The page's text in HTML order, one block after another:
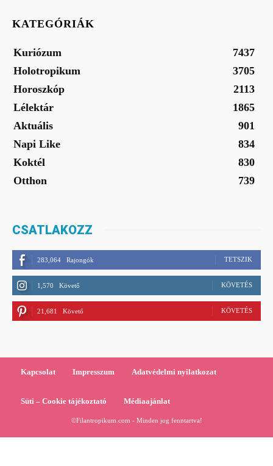
KATEGÓRIÁK
Kuriózum
7437
Holotropikum
3705
Horoszkóp
2113
Lélektár
1865
Aktuális
901
Napi Like
834
Koktél
830
Otthon
739
CSATLAKOZZ
283,064 Rajongók TETSZIK
1,570 Követő KÖVETÉS
21,681 Követő KÖVETÉS
Kapcsolat Impresszum Adatvédelmi nyilatkozat
Süti – Cookie tájékoztató Médiaajánlat
©Filantropikum.com - Minden jog fenntartva!